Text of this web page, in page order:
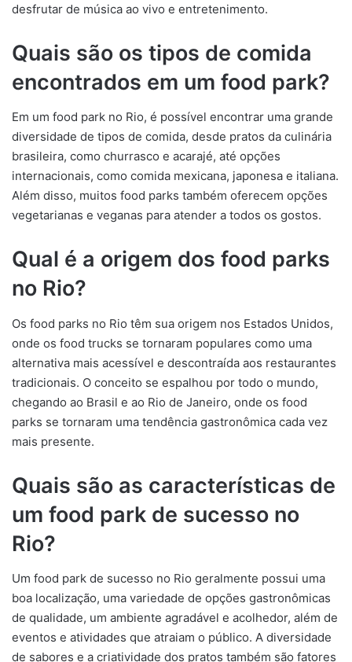
desfrutar de música ao vivo e entretenimento.
Quais são os tipos de comida
encontrados em um food park?
Em um food park no Rio, é possível encontrar uma grande
diversidade de tipos de comida, desde pratos da culinária
brasileira, como churrasco e acarajé, até opções
internacionais, como comida mexicana, japonesa e italiana.
Além disso, muitos food parks também oferecem opções
vegetarianas e veganas para atender a todos os gostos.
Qual é a origem dos food parks
no Rio?
Os food parks no Rio têm sua origem nos Estados Unidos,
onde os food trucks se tornaram populares como uma
alternativa mais acessível e descontraída aos restaurantes
tradicionais. O conceito se espalhou por todo o mundo,
chegando ao Brasil e ao Rio de Janeiro, onde os food
parks se tornaram uma tendência gastronômica cada vez
mais presente.
Quais são as características de
um food park de sucesso no
Rio?
Um food park de sucesso no Rio geralmente possui uma
boa localização, uma variedade de opções gastronômicas
de qualidade, um ambiente agradável e acolhedor, além de
eventos e atividades que atraiam o público. A diversidade
de sabores e a criatividade dos pratos também são fatores